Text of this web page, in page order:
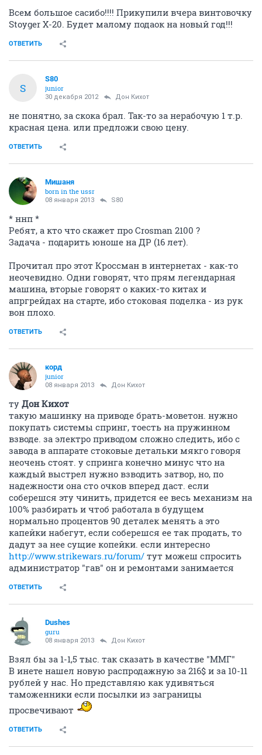
Всем большое сасибо!!!! Прикупили вчера винтовочку
Stoyger Х-20. Будет малому подаок на новый год!!!
ОТВЕТИТЬ
S
S80
junior
30 декабря 2012 Дон Кихот
не понятно, за скока брал. Так-то за нерабочую 1 т.р.
красная цена. или предложи свою цену.
ОТВЕТИТЬ
Мишаня
born in the ussr
08 января 2013 S80
* ннп *
Ребят, а кто что скажет про Crosman 2100 ?
Задача - подарить юноше на ДР (16 лет).
Прочитал про этот Кроссман в интернетах - как-то
неочевидно. Одни говорят, что прям легендарная
машина, вторые говорят о каких-то китах и
апргрейдах на старте, ибо стоковая поделка - из рук
вон плохо.
ОТВЕТИТЬ
корд
junior
08 января 2013 Дон Кихот
ту Дон Кихот
такую машинку на приводе брать-моветон. нужно
покупать системы спринг, тоесть на пружинном
взводе. за электро приводом сложно следить, ибо с
завода в аппарате стоковые детальки мякго говоря
неочень стоят. у спринга конечно минус что на
каждый выстрел нужно взводить затвор, но, по
надежности она сто очков вперед даст. если
соберешся эту чинить, придется ее весь механизм на
100% разбирать и чтоб работала в будущем
нормально процентов 90 деталек менять а это
капейки набегут, если соберешся ее так продать, то
дадут за нее сущие копейки. если интересно
http://www.strikewars.ru/forum/ тут можеш спросить
администратор "гав" он и ремонтами занимается
ОТВЕТИТЬ
Dushes
guru
08 января 2013 Дон Кихот
Взял бы за 1-1,5 тыс. так сказать в качестве "ММГ"
В инете нашел новую распродажную за 216$ и за 10-11
рублей у нас. Но представляю как удивяться
таможенники если посылки из заграницы
просвечивают
ОТВЕТИТЬ